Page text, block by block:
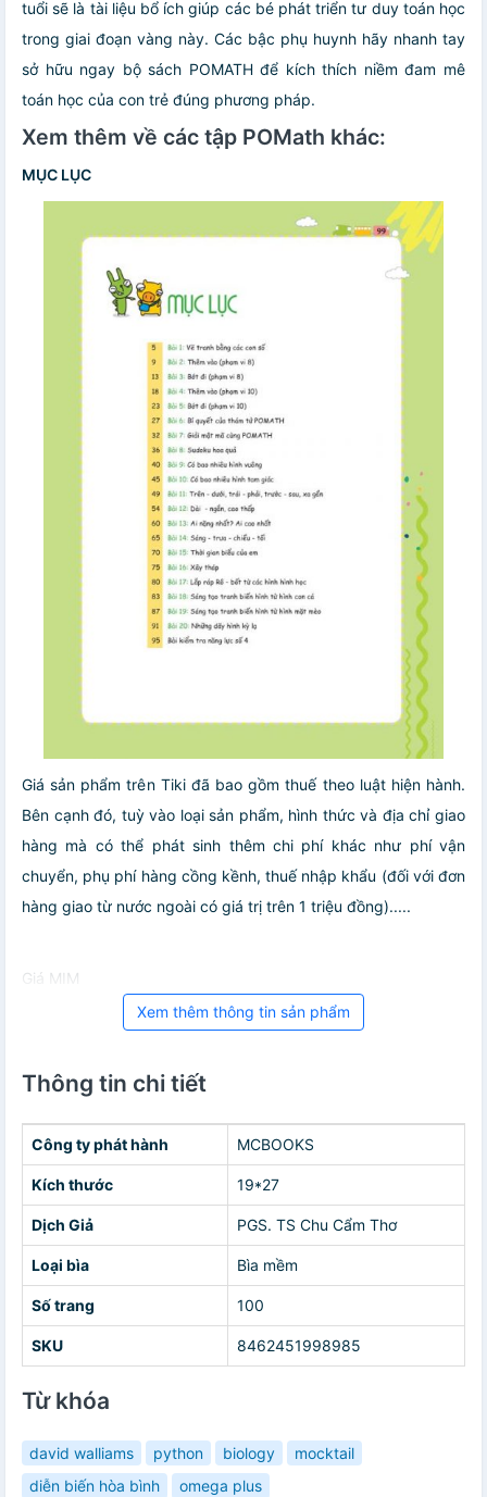
tuổi sẽ là tài liệu bổ ích giúp các bé phát triển tư duy toán học
trong giai đoạn vàng này. Các bậc phụ huynh hãy nhanh tay
sở hữu ngay bộ sách POMATH để kích thích niềm đam mê
toán học của con trẻ đúng phương pháp.
Xem thêm về các tập POMath khác:
MỤC LỤC
Giá sản phẩm trên Tiki đã bao gồm thuế theo luật hiện hành.
Bên cạnh đó, tuỳ vào loại sản phẩm, hình thức và địa chỉ giao
hàng mà có thể phát sinh thêm chi phí khác như phí vận
chuyển, phụ phí hàng cồng kềnh, thuế nhập khẩu (đối với đơn
hàng giao từ nước ngoài có giá trị trên 1 triệu đồng).....
Giá MIM
Xem thêm thông tin sản phẩm
Thông tin chi tiết
Công ty phát hành MCBOOKS
Kích thước 19*27
Dịch Giả PGS. TS Chu Cẩm Thơ
Loại bìa Bìa mềm
Số trang 100
SKU 8462451998985
Từ khóa
david walliams python biology
mocktail
diễn biến hòa bình
omega plus